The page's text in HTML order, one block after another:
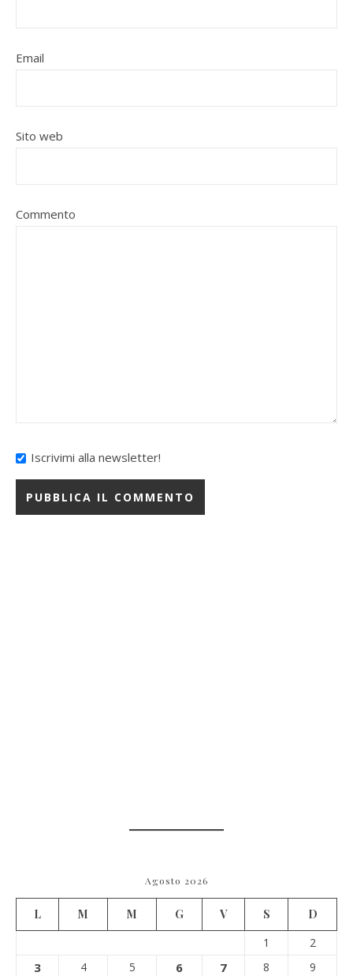
Email
Sito web
Commento
Iscrivimi alla newsletter!
Agosto 2026
L M M G V S
D
1
2
3 4 5 6 7 8
9